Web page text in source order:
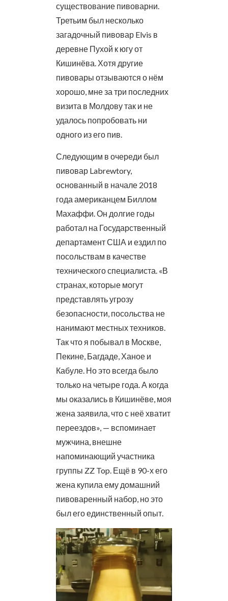
существование пивоварни.
Третьим был несколько
загадочный пивовар Elvis в
деревне Пухой к югу от
Кишинёва. Хотя другие
пивовары отзываются о нём
хорошо, мне за три последних
визита в Молдову так и не
удалось попробовать ни
одного из его пив.
Следующим в очереди был
пивовар Labrewtory,
основанный в начале 2018
года американцем Биллом
Махаффи. Он долгие годы
работал на Государственный
департамент США и ездил по
посольствам в качестве
технического специалиста. «В
странах, которые могут
представлять угрозу
безопасности, посольства не
нанимают местных техников.
Так что я побывал в Москве,
Пекине, Багдаде, Ханое и
Кабуле. Но это всегда было
только на четыре года. А когда
мы оказались в Кишинёве, моя
жена заявила, что с неё хватит
переездов», — вспоминает
мужчина, внешне
напоминающий участника
группы ZZ Top. Ещё в 90-х его
жена купила ему домашний
пивоваренный набор, но это
был его единственный опыт.